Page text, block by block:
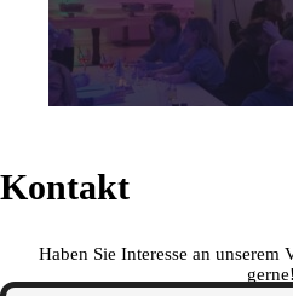
Kontakt
Haben Sie Interesse an unserem
gerne!